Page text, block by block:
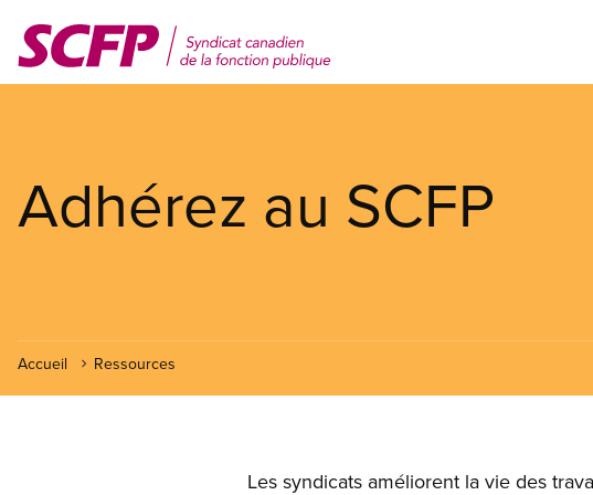
contenu
Adhérez au SCFP
Accueil Ressources
Les syndicats améliorent la vie des